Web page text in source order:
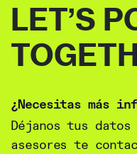
LET’S
¿Necesitas más
Déjanos tus datos
asesores te